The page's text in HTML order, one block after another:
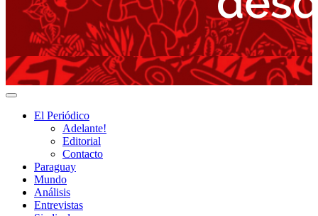
Adelante!
El Periódico
Adelante!
Editorial
Contacto
Paraguay
Mundo
Análisis
Entrevistas